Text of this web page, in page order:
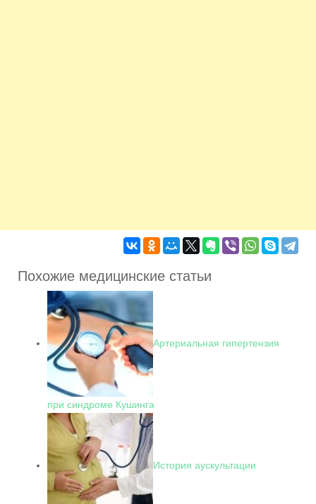
Похожие медицинские статьи
Артериальная гипертензия
при синдроме Кушинга
История аускультации